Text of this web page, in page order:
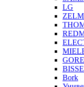
LG
Bork